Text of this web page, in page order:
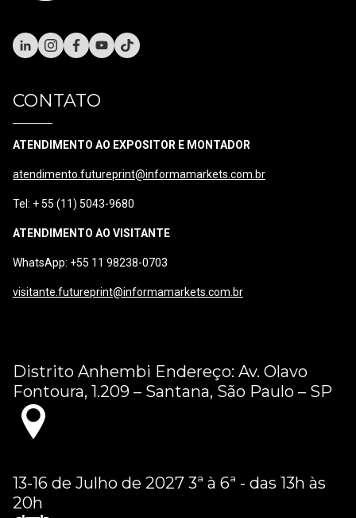
CONTATO
ATENDIMENTO AO EXPOSITOR E MONTADOR
atendimento.futureprint@informamarkets.com.br
Tel: + 55 (11) 5043-9680
ATENDIMENTO AO VISITANTE
WhatsApp: +55 11 98238-0703
visitante.futureprint@informamarkets.com.br
Distrito Anhembi Endereço: Av. Olavo
Fontoura, 1.209 – Santana, São Paulo – SP
13-16 de Julho de 2027 3ª à 6ª - das 13h às
20h